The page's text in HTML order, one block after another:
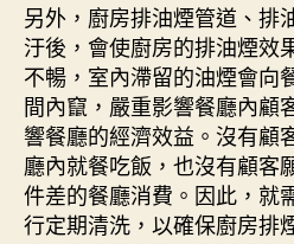
另外，廚房排油煙管道、排
汙後，會使廚房的排油煙效
不暢，室內滯留的油煙會向
間內竄，嚴重影響餐廳內顧
響餐廳的經濟效益。沒有顧
廳內就餐吃飯，也沒有顧客
件差的餐廳消費。因此，就
行定期清洗，以確保廚房排